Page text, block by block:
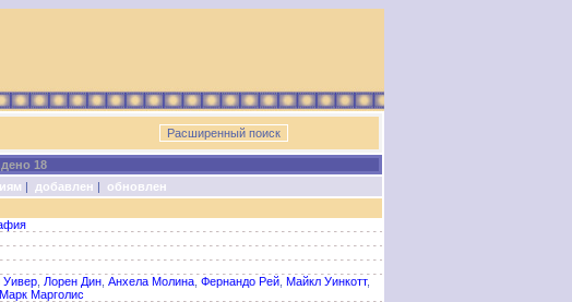
18
| добавлен | обновлен
Уивер Лорен Дин Анхела Молина Фернандо Рей Майкл Уинкотт,
Марк Марголис